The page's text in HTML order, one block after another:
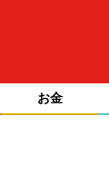
お金